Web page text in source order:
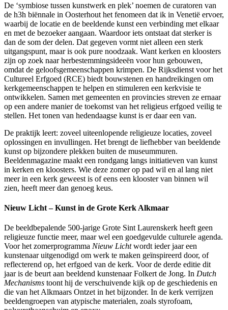
De ‘symbiose tussen kunstwerk en plek’ noemen de curatoren van
de h3h biënnale in Oosterhout het fenomeen dat ik in Venetië ervoer,
waarbij de locatie en de beeldende kunst een verbinding met elkaar
en met de bezoeker aangaan. Waardoor iets ontstaat dat sterker is
dan de som der delen. Dat gegeven vormt niet alleen een sterk
uitgangspunt, maar is ook pure noodzaak. Want kerken en kloosters
zijn op zoek naar herbestemmingsideeën voor hun gebouwen,
omdat de geloofsgemeenschappen krimpen. De Rijksdienst voor het
Cultureel Erfgoed (RCE) biedt bouwstenen en handreikingen om
kerkgemeenschappen te helpen en stimuleren een kerkvisie te
ontwikkelen. Samen met gemeenten en provincies streven ze ernaar
op een andere manier de toekomst van het religieus erfgoed veilig te
stellen. Het tonen van hedendaagse kunst is er daar een van.
De praktijk leert: zoveel uiteenlopende religieuze locaties, zoveel
oplossingen en invullingen. Het brengt de liefhebber van beeldende
kunst op bijzondere plekken buiten de museummuren.
Beeldenmagazine maakt een rondgang langs initiatieven van kunst
in kerken en kloosters. Wie deze zomer op pad wil en al lang niet
meer in een kerk geweest is of eens een klooster van binnen wil
zien, heeft meer dan genoeg keus.
Nieuw Licht – Kunst in de Grote Kerk Alkmaar
De beeldbepalende 500-jarige Grote Sint Laurenskerk heeft geen
religieuze functie meer, maar wel een goedgevulde culturele agenda.
Voor het zomerprogramma Nieuw Lichtwordt ieder jaar een
kunstenaar uitgenodigd om werk te maken geïnspireerd door, of
reflecterend op, het erfgoed van de kerk. Voor de derde editie dit
jaar is de beurt aan beeldend kunstenaar Folkert de Jong. In Dutch
Mechanisms toont hij de verschuivende kijk op de geschiedenis en
die van het Alkmaars Ontzet in het bijzonder. In de kerk verrijzen
beeldengroepen van atypische materialen, zoals styrofoam,